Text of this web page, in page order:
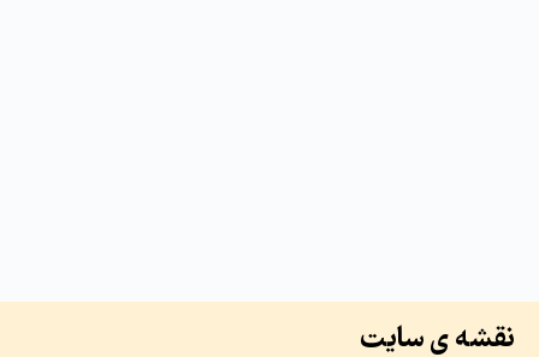
نقشه ی سایت